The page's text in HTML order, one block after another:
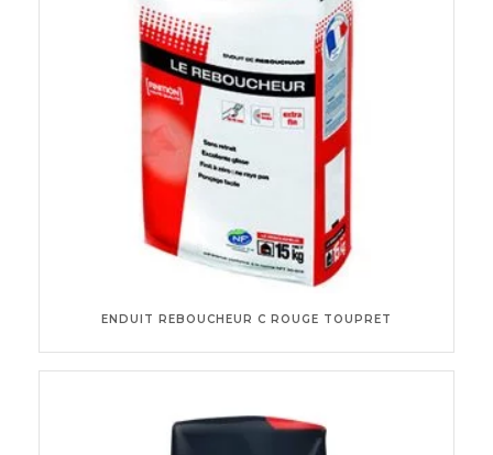
ENDUIT REBOUCHEUR C ROUGE TOUPRET